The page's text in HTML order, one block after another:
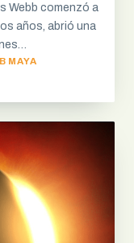
Webb comenzó a
años, abrió una
MAYA